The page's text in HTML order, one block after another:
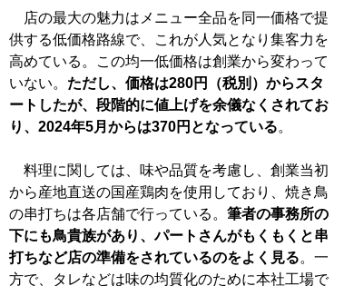
店の最大の魅力はメニュー全品を同一価格で提
供する低価格路線で、これが人気となり集客力を
高めている。この均一低価格は創業から変わって
いない。 ただし、価格は280円（税別）からスタ
ートしたが、段階的に値上げを余儀なくされてお
り、2024年5月からは370円となっている。
料理に関しては、味や品質を考慮し、創業当初
から産地直送の国産鶏肉を使用しており、焼き鳥
の串打ちは各店舗で行っている。 筆者の事務所の
下にも鳥貴族があり、パートさんがもくもくと串
打ちなど店の準備をされているのをよく見る。一
方で、タレなどは味の均質化のために本社工場で